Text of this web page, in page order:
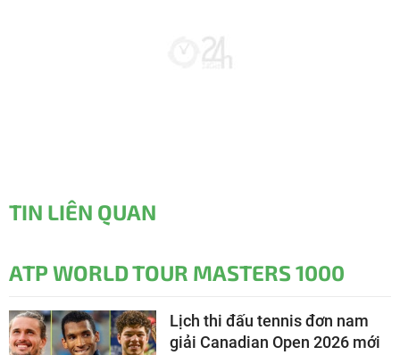
TIN LIÊN QUAN
ATP WORLD TOUR MASTERS 1000
Lịch thi đấu tennis đơn nam
giải Canadian Open 2026 mới